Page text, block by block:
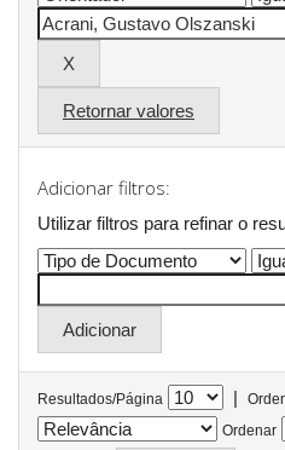
Retornar valores
Adicionar filtros:
Utilizar filtros para refinar o
Resultados/Página |
Ordenar